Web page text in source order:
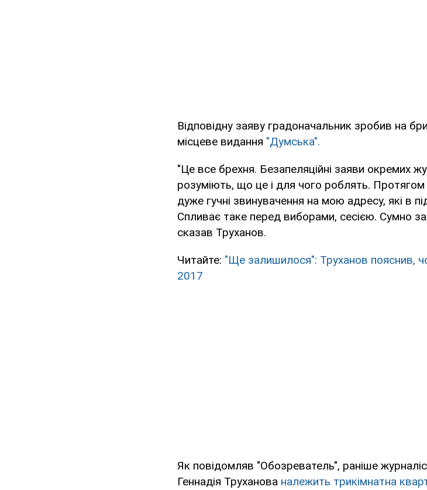
Відповідну заяву градоначальник зробив на
місцеве видання "Думська".
"Це все брехня. Безапеляційні заяви окремих
розуміють, що це і для чого роблять.
дуже гучні звинувачення на мою адресу, які в
Спливає таке перед виборами, сесією. Сумно за
сказав Труханов.
Читайте: "Ще залишилося": Труханов пояснив,
2017
Як повідомляв "Обозреватель", раніше
Геннадія Труханова належить трикімнатна